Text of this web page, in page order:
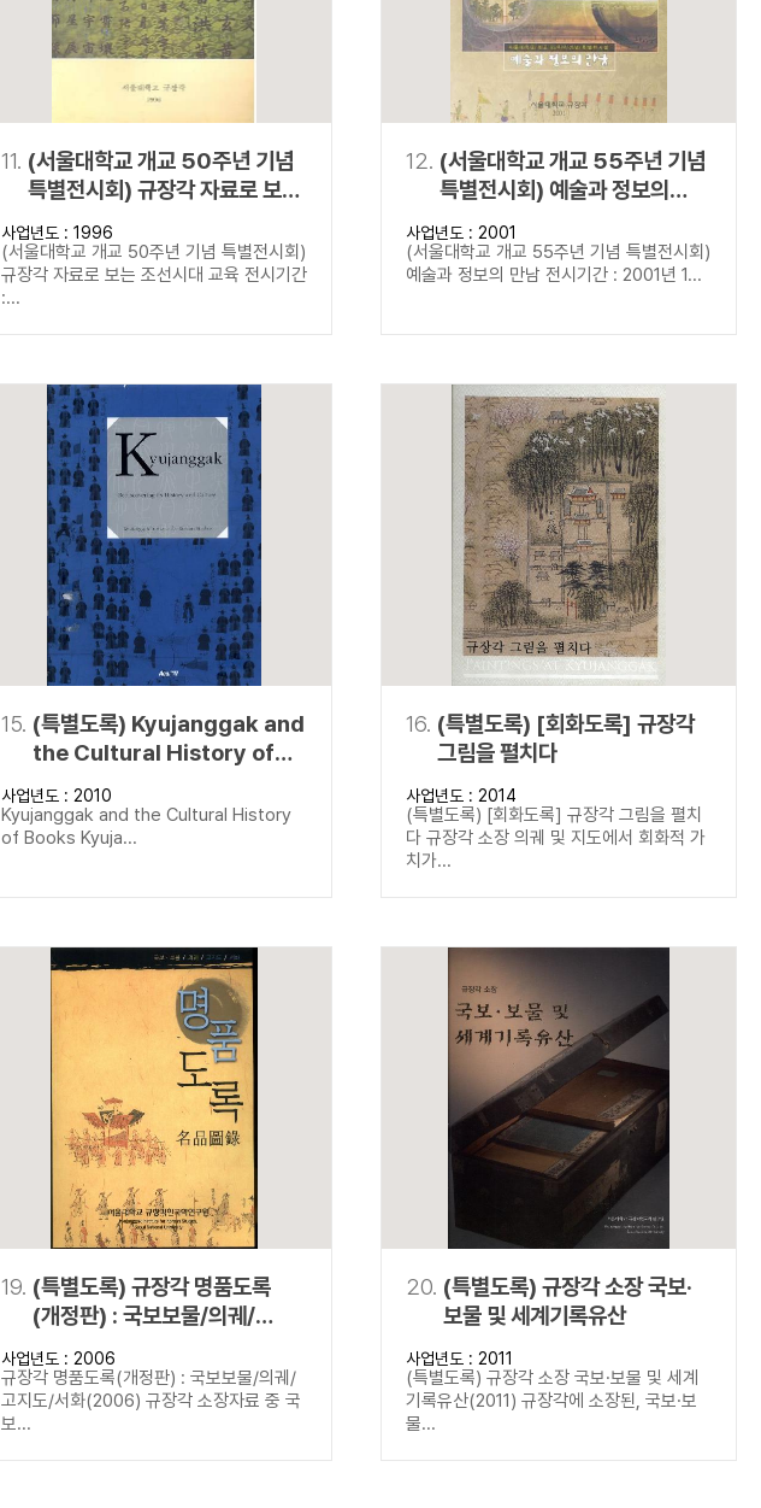
11. (서울대학교 개교 50주년 기념
특별전시회) 규장각 자료로 보는
조선시대 교육
사업년도 : 1996
(서울대학교 개교 50주년 기념 특별전시회)
규장각 자료로 보는 조선시대 교육 전시기간
:...
12. (서울대학교 개교 55주년 기념
특별전시회) 예술과 정보의
만남
사업년도 : 2001
(서울대학교 개교 55주년 기념 특별전시회)
예술과 정보의 만남 전시기간 : 2001년 1...
15. (특별도록) Kyujanggak and
the Cultural History of
Books Kyujanggak
Rediscovering its History
and Culture
사업년도 : 2010
Kyujanggak and the Cultural History
of Books Kyuja...
16. (특별도록) [회화도록] 규장각
그림을 펼치다
사업년도 : 2014
(특별도록) [회화도록] 규장각 그림을 펼치
다 규장각 소장 의궤 및 지도에서 회화적 가
치가...
19. (특별도록) 규장각 명품도록
(개정판) : 국보보물/의궤/
고지도/서화
사업년도 : 2006
규장각 명품도록(개정판) : 국보보물/의궤/
고지도/서화(2006) 규장각 소장자료 중 국
보...
20. (특별도록) 규장각 소장 국보·
보물 및 세계기록유산
사업년도 : 2011
(특별도록) 규장각 소장 국보·보물 및 세계
기록유산(2011) 규장각에 소장된, 국보·보
물...